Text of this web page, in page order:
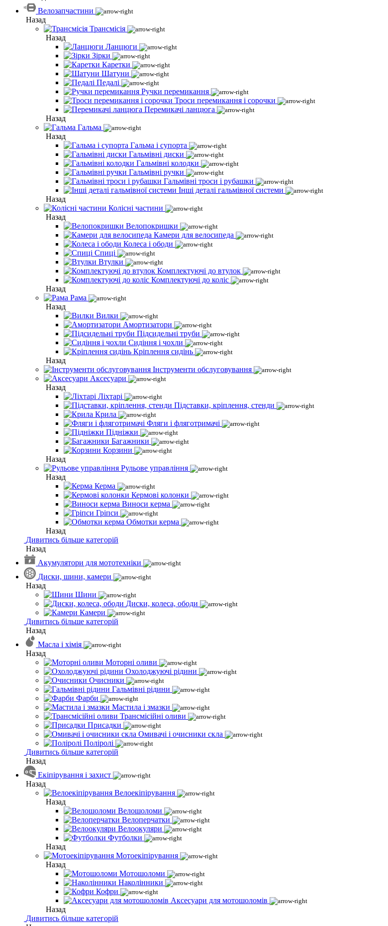
Велозапчастини
Назад
Трансмісія
Назад
Ланцюги
Зірки
Каретки
Шатуни
Педалі
Ручки перемикання
Троси перемикання і сорочки
Перемикачі ланцюга
Назад
Гальма
Назад
Гальма і супорта
Гальмівні диски
Гальмівні колодки
Гальмівні ручки
Гальмівні троси і рубашки
Інші деталі гальмівної системи
Назад
Колісні частини
Назад
Велопокришки
Камери для велосипеда
Колеса і ободи
Спиці
Втулки
Комплектуючі до втулок
Комплектуючі до коліс
Назад
Рама
Назад
Вилки
Амортизатори
Підсидельні труби
Сидіння і чохли
Кріплення сидінь
Назад
Інструменти обслуговування
Аксесуари
Назад
Ліхтарі
Підставки, кріплення, стенди
Крила
Фляги і фляготримачі
Підніжки
Багажники
Корзини
Назад
Рульове управління
Назад
Керма
Кермові колонки
Виноси керма
Гріпси
Обмотки керма
Назад
Дивитись більше категорій
Назад
Акумулятори для мототехніки
Диски, шини, камери
Назад
Шини
Диски, колеса, ободи
Камери
Дивитись більше категорій
Назад
Масла і хімія
Назад
Моторні оливи
Охолоджуючі рідини
Очисники
Гальмівні рідини
Фарби
Мастила і змазки
Трансмісійні оливи
Присадки
Омивачі і очисники скла
Поліролі
Дивитись більше категорій
Назад
Екіпірування і захист
Назад
Велоекіпірування
Назад
Велошоломи
Велоперчатки
Велоокуляри
Футболки
Назад
Мотоекіпірування
Назад
Мотошоломи
Наколінники
Кофри
Аксесуари для мотошоломів
Назад
Дивитись більше категорій